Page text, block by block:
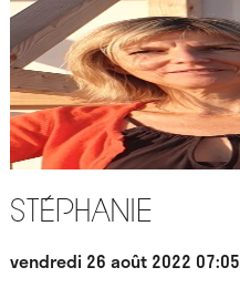
Stéphanie
vendredi 26 août 2022 07:05